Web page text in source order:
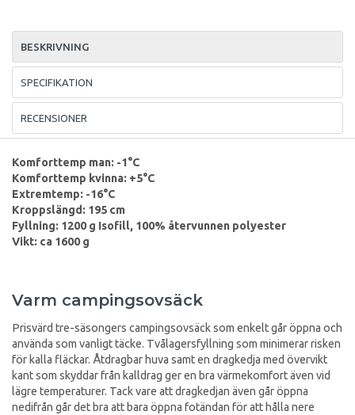
BESKRIVNING
SPECIFIKATION
RECENSIONER
Komforttemp man: -1°C
Komforttemp kvinna: +5°C
Extremtemp: -16°C
Kroppslängd: 195 cm
Fyllning: 1200 g Isofill, 100% återvunnen polyester
Vikt: ca 1600 g
Varm campingsovsäck
Prisvärd tre-säsongers campingsovsäck som enkelt går öppna och
använda som vanligt täcke. Tvålagersfyllning som minimerar risken
för kalla fläckar. Åtdragbar huva samt en dragkedja med övervikt
kant som skyddar från kalldrag ger en bra värmekomfort även vid
lägre temperaturer. Tack vare att dragkedjan även går öppna
nedifrån går det bra att bara öppna fotändan för att hålla nere